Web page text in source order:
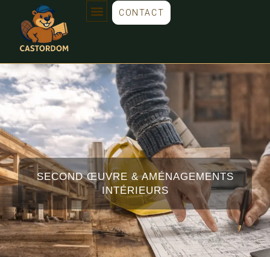
CONTACT
SECOND ŒUVRE & AMÉNAGEMENTS
INTÉRIEURS